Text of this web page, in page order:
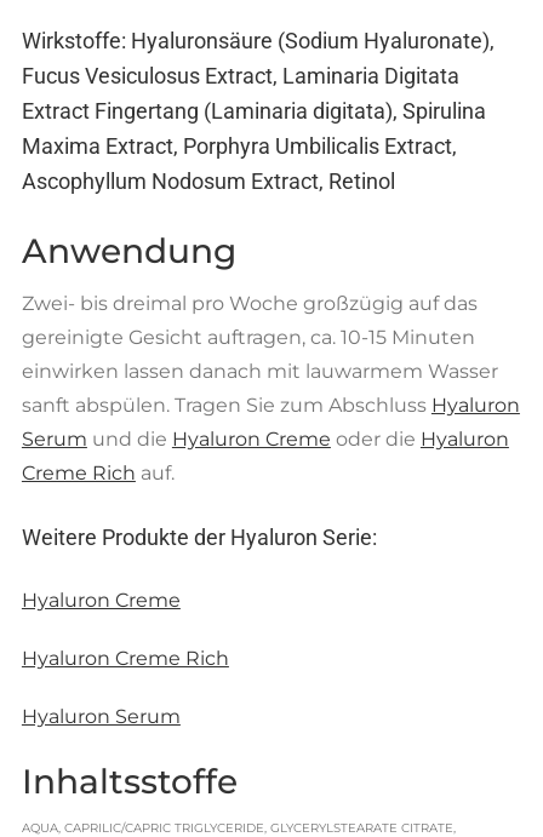
Wirkstoffe: Hyaluronsäure (Sodium Hyaluronate),
Fucus Vesiculosus Extract, Laminaria Digitata
Extract Fingertang (Laminaria digitata), Spirulina
Maxima Extract, Porphyra Umbilicalis Extract,
Ascophyllum Nodosum Extract, Retinol
Anwendung
Zwei- bis dreimal pro Woche großzügig auf das
gereinigte Gesicht auftragen, ca. 10-15 Minuten
einwirken lassen danach mit lauwarmem Wasser
sanft abspülen. Tragen Sie zum Abschluss Hyaluron
Serum und die Hyaluron Creme oder die Hyaluron
Creme Rich auf.
Weitere Produkte der Hyaluron Serie:
Hyaluron Creme
Hyaluron Creme Rich
Hyaluron Serum
Inhaltsstoffe
AQUA, CAPRILIC/CAPRIC TRIGLYCERIDE, GLYCERYLSTEARATE CITRATE,